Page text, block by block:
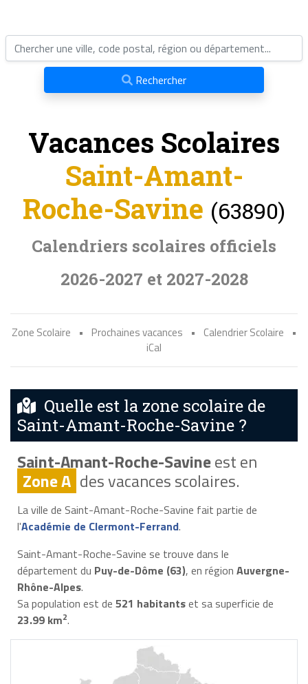
Rechercher
Vacances Scolaires
Saint-Amant-
Roche-Savine (63890)
Calendriers scolaires officiels
2026-2027 et 2027-2028
Zone Scolaire • Prochaines vacances • Calendrier Scolaire
•
iCal
Quelle est la zone scolaire de
Saint-Amant-Roche-Savine ?
Saint-Amant-Roche-Savineest en
Zone A des vacances scolaires.
La ville de Saint-Amant-Roche-Savine fait partie de
l'Académie de Clermont-Ferrand.
Saint-Amant-Roche-Savine se trouve dans le
département du Puy-de-Dôme (63), en région Auvergne-
Rhône-Alpes.
Sa population est de 521 habitantset sa superficie de
23.99 km2.